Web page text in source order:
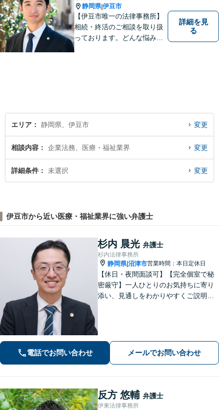
静岡県|伊豆市
【伊豆市唯一の法律事務所】
相続・終活のご相談を取り扱
っております。どんな悩みや
【駐車場有】
詳細を見
る
エリア 静岡県、伊豆市 変更
相談内容 企業法務、医療・福祉業界 変更
詳細条件 未選択 変更
伊豆市から近い医療・福祉業界に強い弁護士
杉内 晨光 弁護士
杉内法律事務所
静岡県|沼津市営業時間：本日定休日
【休日・夜間面談可】【完全個室で秘
密厳守】一人ひとりのお気持ちに寄り
添い、見通しをわかりやすくご説明。
電話でお問い合わせ メールでお問い合わせ
反方 悠輔 弁護士
伊東法律事務所